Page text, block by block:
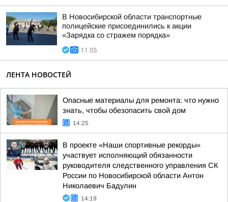
В Новосибирской области транспортные
полицейские присоединились к акции
«Зарядка со стражем порядка»
11:03
ЛЕНТА НОВОСТЕЙ
Опасные материалы для ремонта: что нужно
знать, чтобы обезопасить свой дом
14:25
В проекте «Наши спортивные рекорды»
участвует исполняющий обязанности
руководителя следственного управления СК
России по Новосибирской области Антон
Николаевич Бадулин
14:19